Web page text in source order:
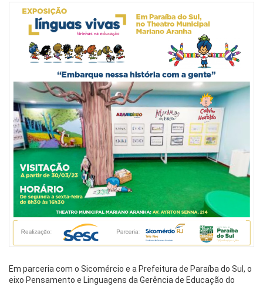
Em parceria com o Sicomércio e a Prefeitura de Paraíba do Sul, o
eixo Pensamento e Linguagens da Gerência de Educação do